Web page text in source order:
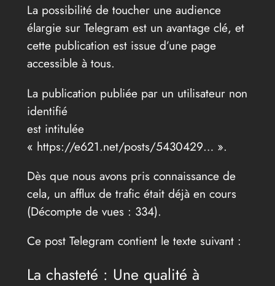
La possibilité de toucher une audience
élargie sur Telegram est un avantage clé, et
cette publication est issue d’une page
accessible à tous.
La publication publiée par un utilisateur non
identifié
est intitulée
« https://e621.net/posts/5430429… ».
Dès que nous avons pris connaissance de
cela, un afflux de trafic était déjà en cours
(Décompte de vues : 334).
Ce post Telegram contient le texte suivant :
La chasteté : Une qualité à